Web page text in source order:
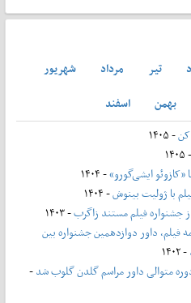
تير مرداد
شهريور
بهمن
اسفند
- ۱۴۰۵
ایشی‌گورو»- ۱۴۰۴
با ژولیت بینوش- ۱۴۰۴
جشنواره فیلم مستند زاگرب- ۱۴۰۳
فیلم، داور دوازدهمین جشنواره بین
متوالی داور مراسم گلدن گلوب شد-